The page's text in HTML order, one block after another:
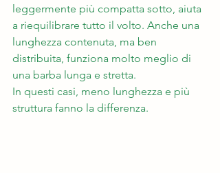
leggermente più compatta sotto, aiuta
a riequilibrare tutto il volto. Anche una
lunghezza contenuta, ma ben
distribuita, funziona molto meglio di
una barba lunga e stretta.
In questi casi, meno lunghezza e più
struttura fanno la differenza.